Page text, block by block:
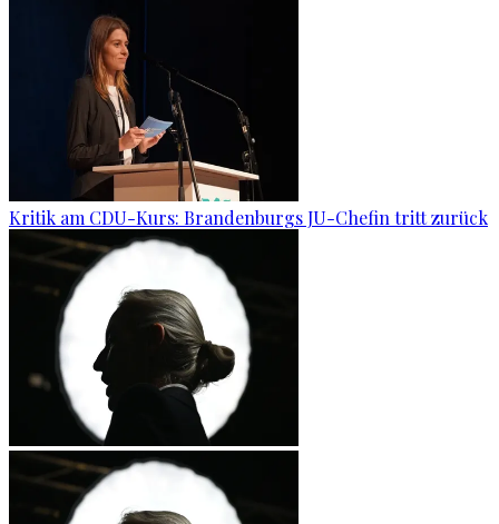
Kritik am CDU-Kurs: Brandenburgs JU-Chefin tritt zurück